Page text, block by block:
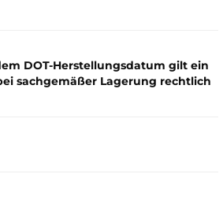
DOT-Herstellungsdatum gilt ein
sachgemäßer Lagerung rechtlich